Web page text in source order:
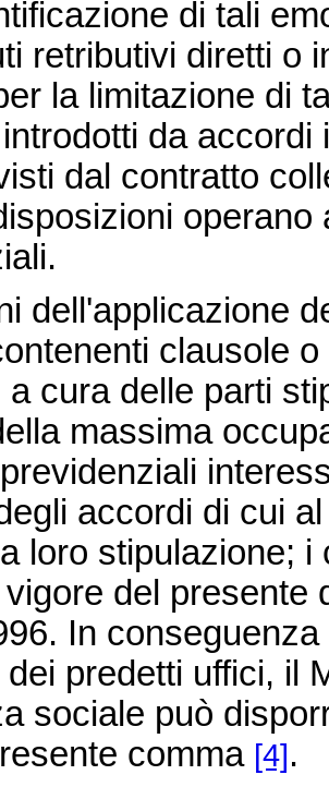
di tali
retributivi diretti o
la limitazione di
da
dal contratto
clausole
a cura delle parti
massima
accordi di cui
loro stipulazione;
del presente
In
predetti uffici, il
sociale può
comma [4].